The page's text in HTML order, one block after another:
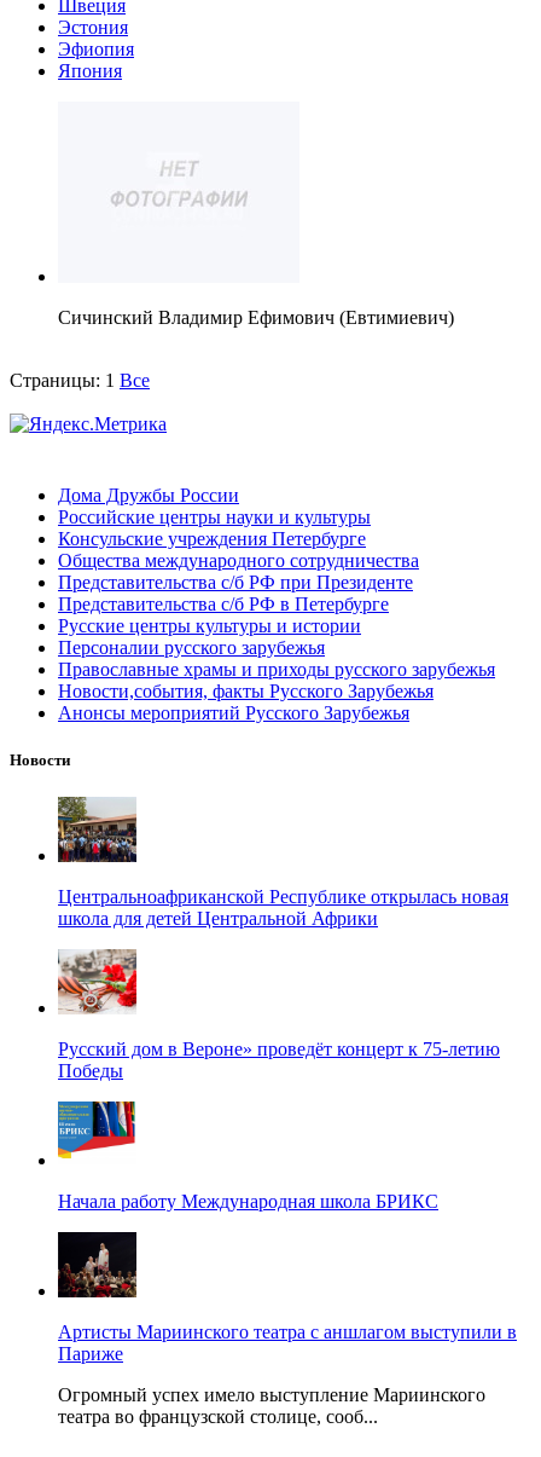
Швеция
Эстония
Эфиопия
Япония
Сичинский Владимир Ефимович (Евтимиевич)
Страницы: 1 Все
Дома Дружбы России
Российские центры науки и культуры
Консульские учреждения Петербурге
Общества международного сотрудничества
Представительства с/б РФ при Президенте
Представительства с/б РФ в Петербурге
Русские центры культуры и истории
Персоналии русского зарубежья
Православные храмы и приходы русского зарубежья
Новости,события, факты Русского Зарубежья
Анонсы мероприятий Русского Зарубежья
Новости
Центральноафриканской Республике открылась новая
школа для детей Центральной Африки
Русский дом в Вероне» проведёт концерт к 75-летию
Победы
Начала работу Международная школа БРИКС
Артисты Мариинского театра с аншлагом выступили в
Париже
Огромный успех имело выступление Мариинского
театра во французской столице, сооб...